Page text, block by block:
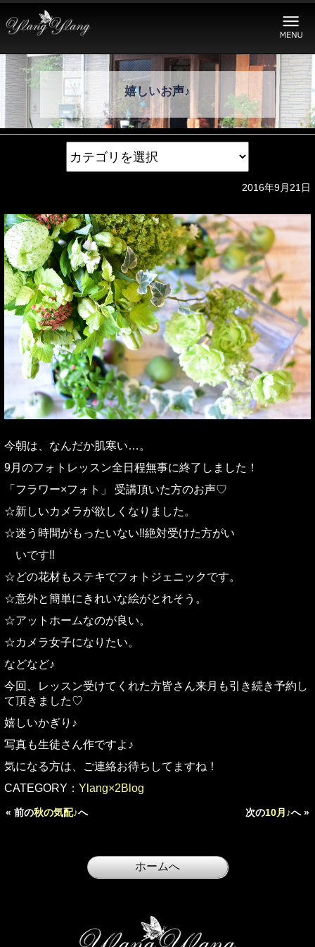
嬉しいお声♪
2016年9月21日
今朝は、なんだか肌寒い…。
9月のフォトレッスン全日程無事に終了しました！
「フラワー×フォト」 受講頂いた方のお声♡
☆新しいカメラが欲しくなりました。
☆迷う時間がもったいない‼︎絶対受けた方がい
いです‼︎
☆どの花材もステキでフォトジェニックです。
☆意外と簡単にきれいな絵がとれそう。
☆アットホームなのが良い。
☆カメラ女子になりたい。
などなど♪
今回、レッスン受けてくれた方皆さん来月も引き続き予約し
て頂きました♡
嬉しいかぎり♪
写真も生徒さん作ですよ♪
気になる方は、ご連絡お待ちしてますね！
CATEGORY： Ylang×2Blog
« 前の秋の気配♪へ 次の10月♪へ »